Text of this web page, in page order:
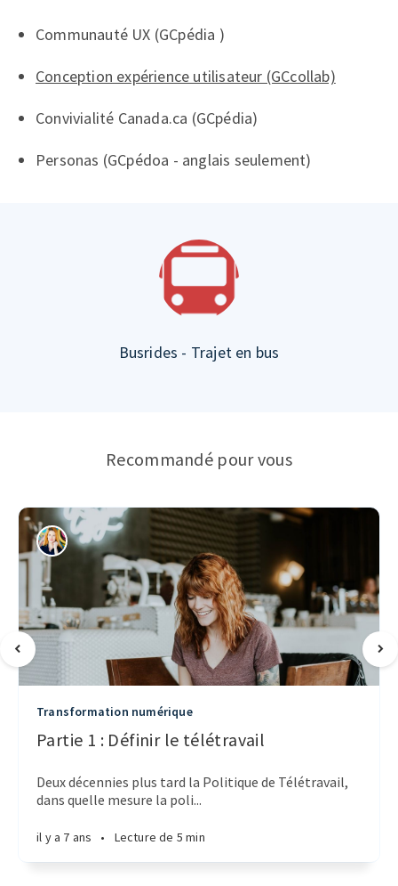
Communauté UX (GCpédia )
Conception expérience utilisateur (GCcollab)
Convivialité Canada.ca (GCpédia)
Personas (GCpédoa - anglais seulement)
Busrides - Trajet en bus
Recommandé pour vous
Transformation numérique
Partie 1 : Définir le télétravail
Deux décennies plus tard la Politique de Télétravail,
dans quelle mesure la poli...
il y a 7 ans • Lecture de 5 min